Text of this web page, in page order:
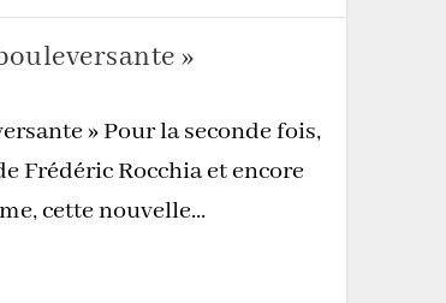
»
» Pour la seconde fois,
Frédéric Rocchia et encore
cette nouvelle...